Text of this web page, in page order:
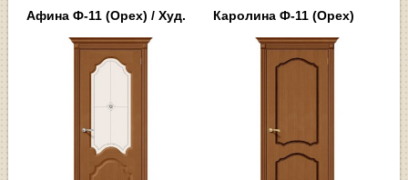
Афина Ф-11 (Орех) / Худ. Каролина Ф-11 (Орех)